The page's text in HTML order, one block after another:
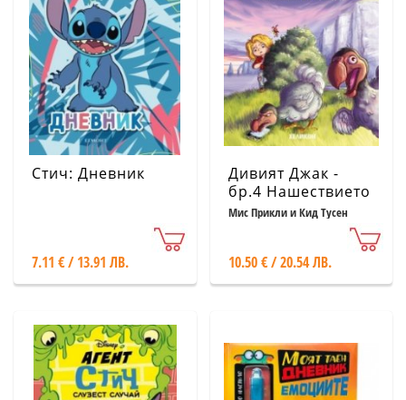
Стич: Дневник
7.11 € / 13.91 ЛВ.
Дивият Джак -
бр.4 Нашествието
на птиците додо
Мис Прикли и Кид Тусен
10.50 € / 20.54 ЛВ.